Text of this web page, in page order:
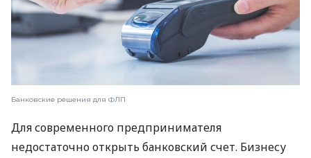
Банковские решения для ФЛП
Для современного предпринимателя
недостаточно открыть банковский счет. Бизнесу